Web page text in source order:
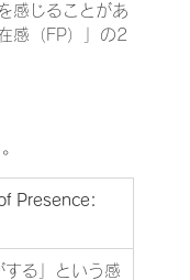
感じることがあ
在感（FP）」の2
Presence:
する」という感